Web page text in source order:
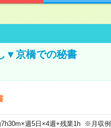
▼京橋での秘書
週5日×4週+残業1h ※月収